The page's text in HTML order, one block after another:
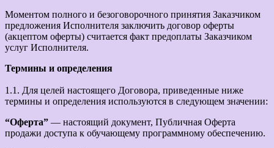
Моментом полного и безоговорочного принятия Заказчиком
предложения Исполнителя заключить договор оферты
(акцептом оферты) считается факт предоплаты Заказчиком
услуг Исполнителя.
Термины и определения
1.1. Для целей настоящего Договора, приведенные ниже
термины и определения используются в следующем значении:
“Оферта” — настоящий документ, Публичная Оферта
продажи доступа к обучающему программному обеспечению.